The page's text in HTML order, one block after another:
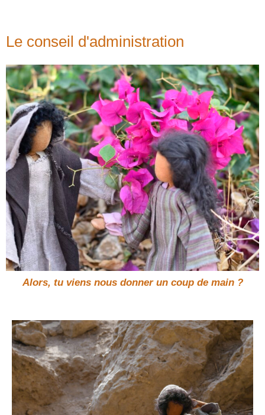
Le conseil d'administration
Alors, tu viens nous donner un coup de main ?